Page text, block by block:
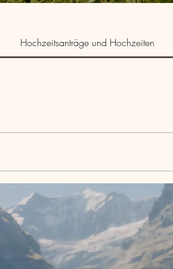
Hochzeitsanträge und Hochzeiten